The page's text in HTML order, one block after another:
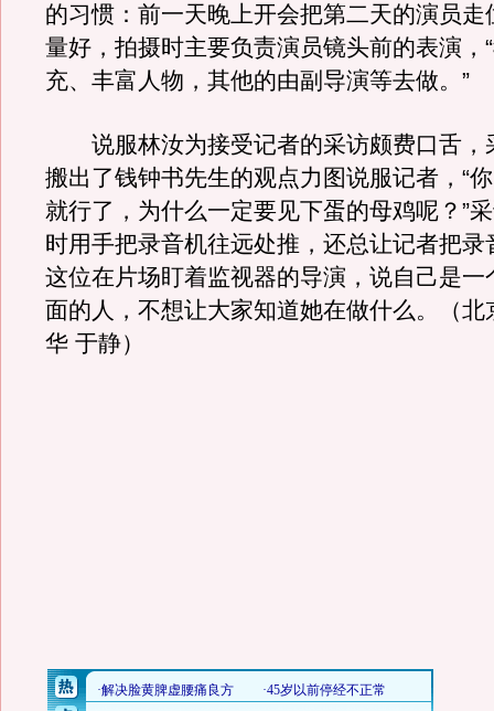
的习惯：前一天晚上开会把第二天的演员走
量好，拍摄时主要负责演员镜头前的表演，
充、丰富人物，其他的由副导演等去做。”
说服林汝为接受记者的采访颇费口舌，
搬出了钱钟书先生的观点力图说服记者，“
就行了，为什么一定要见下蛋的母鸡呢？”
时用手把录音机往远处推，还总让记者把录
这位在片场盯着监视器的导演，说自己是一
面的人，不想让大家知道她在做什么。（北
华 于静）